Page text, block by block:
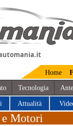
Home
Tecnologia
Attualità
Motori